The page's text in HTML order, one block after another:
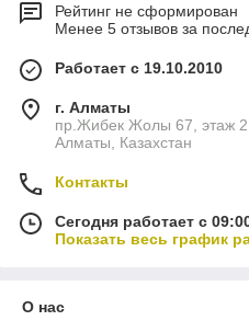
Рейтинг не сформирован
Менее 5 отзывов за
Работает с 19.10.2010
г. Алматы
пр.Жибек Жолы 67, этаж
Алматы, Казахстан
Контакты
Сегодня работает с
Показать весь график
О нас